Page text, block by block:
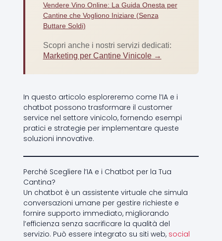
Vendere Vino Online: La Guida Onesta per
Cantine che Vogliono Iniziare (Senza
Buttare Soldi)
Scopri anche i nostri servizi dedicati:
Marketing per Cantine Vinicole →
In questo articolo esploreremo come l’IA e i
chatbot possono trasformare il customer
service nel settore vinicolo, fornendo esempi
pratici e strategie per implementare queste
soluzioni innovative.
Perché Scegliere l’IA e i Chatbot per la Tua
Cantina?
Un chatbot è un assistente virtuale che simula
conversazioni umane per gestire richieste e
fornire supporto immediato, migliorando
l’efficienza senza sacrificare la qualità del
servizio. Può essere integrato su siti web, social